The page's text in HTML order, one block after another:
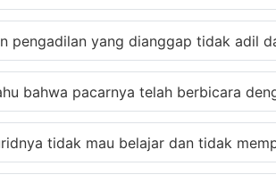
pengadilan yang dianggap tidak adil
bahwa pacarnya telah berbicara
tidak mau belajar dan tidak